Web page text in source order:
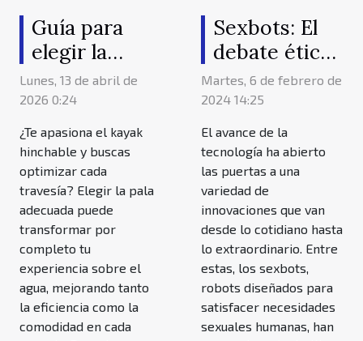
Guía para
elegir la
mejor pala
para tu kayak
hinchable
Lunes, 13 de abril de
2026 0:24
¿Te apasiona el kayak
hinchable y buscas
optimizar cada
travesía? Elegir la pala
adecuada puede
transformar por
completo tu
experiencia sobre el
agua, mejorando tanto
la eficiencia como la
comodidad en cada
Sexbots: El
debate ético
detrás de su
desarrollo y
uso
Martes, 6 de febrero de
2024 14:25
El avance de la
tecnología ha abierto
las puertas a una
variedad de
innovaciones que van
desde lo cotidiano hasta
lo extraordinario. Entre
estas, los sexbots,
robots diseñados para
satisfacer necesidades
sexuales humanas, han